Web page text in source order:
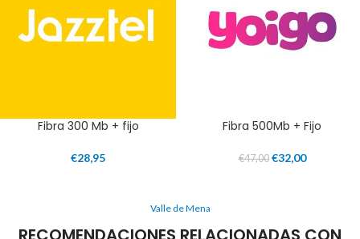
Fibra 300 Mb + fijo
€28,95
Fibra 500Mb + Fijo
€47,00 €32,00
Valle de Mena